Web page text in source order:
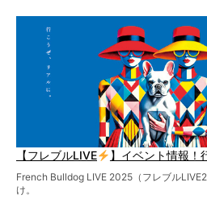
【フレブルLIVE 】イベント情報！
French Bulldog LIVE 2025（フレブル
け。